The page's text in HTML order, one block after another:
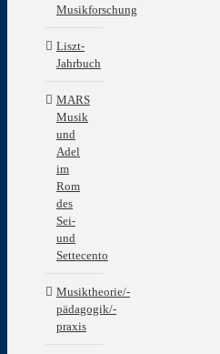
Musikforschung
Liszt-
Jahrbuch
MARS
Musik
und
Adel
im
Rom
des
Sei-
und
Settecento
Musiktheorie/-
pädagogik/-
praxis